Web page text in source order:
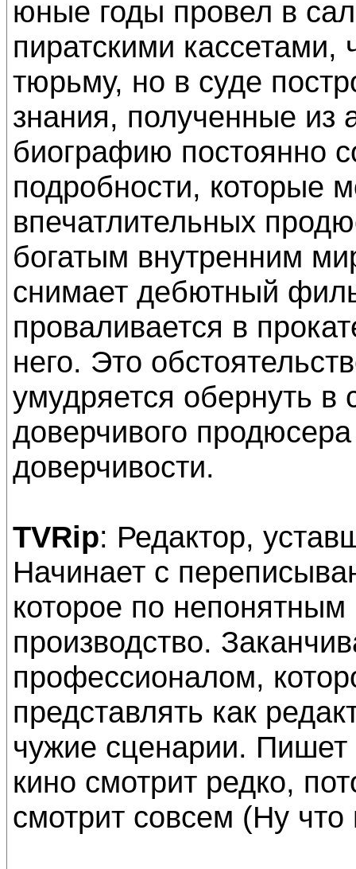
юные годы провел в
пиратскими кассетами,
тюрьму, но в суде
знания, полученные
биографию постоянно
подробности, которые
впечатлительных
богатым внутренним
снимает дебютный
проваливается в
него. Это
умудряется обернуть в
доверчивого
доверчивости.
TVRip: Редактор,
Начинает с
которое по
производство.
профессионалом,
представлять как
чужие сценарии. Пишет
кино смотрит редко,
смотрит совсем (Ну